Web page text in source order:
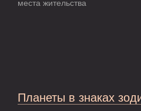
места жительства
Планеты в знаках